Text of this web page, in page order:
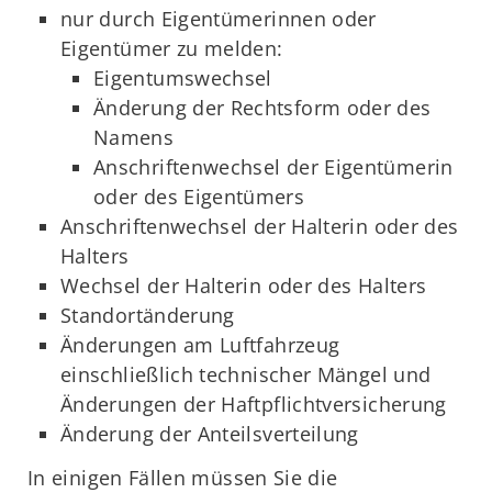
nur durch Eigentümerinnen oder
Eigentümer zu melden:
Eigentumswechsel
Änderung der Rechtsform oder des
Namens
Anschriftenwechsel der Eigentümerin
oder des Eigentümers
Anschriftenwechsel der Halterin oder des
Halters
Wechsel der Halterin oder des Halters
Standortänderung
Änderungen am Luftfahrzeug
einschließlich technischer Mängel und
Änderungen der Haftpflichtversicherung
Änderung der Anteilsverteilung
In einigen Fällen müssen Sie die